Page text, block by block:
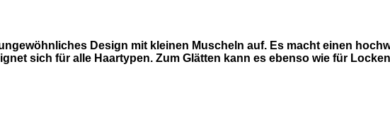
Design mit kleinen Muscheln auf. Es macht einen
sich für alle Haartypen. Zum Glätten kann es ebenso wie für